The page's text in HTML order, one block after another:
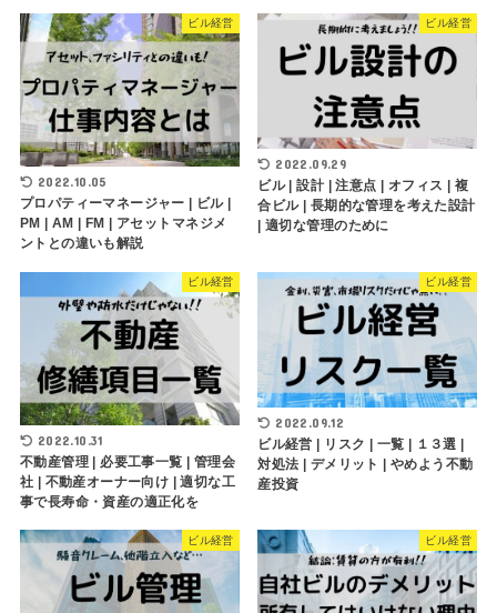
ビル経営
2022.10.05
プロパティーマネージャー | ビル |
PM | AM | FM | アセットマネジメ
ントとの違いも解説
ビル経営
2022.09.29
ビル | 設計 | 注意点 | オフィス | 複
合ビル | 長期的な管理を考えた設計
| 適切な管理のために
ビル経営
2022.10.31
不動産管理 | 必要工事一覧 | 管理会
社 | 不動産オーナー向け | 適切な工
事で長寿命・資産の適正化を
ビル経営
2022.09.12
ビル経営 | リスク | 一覧 | １３選 |
対処法 | デメリット | やめよう不動
産投資
ビル経営 ビル経営